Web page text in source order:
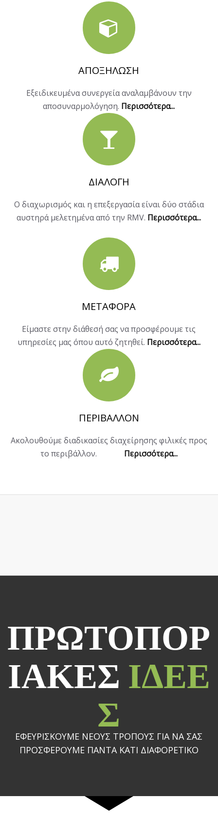
ΑΠΟΞΗΛΩΣΗ
Εξειδικευμένα συνεργεία αναλαμβάνουν την
αποσυναρμολόγηση. Περισσότερα...
ΔΙΑΛΟΓΗ
Ο διαχωρισμός και η επεξεργασία είναι δύο στάδια
αυστηρά μελετημένα από την RMV. Περισσότερα...
ΜΕΤΑΦΟΡΑ
Είμαστε στην διάθεσή σας να προσφέρουμε τις
υπηρεσίες μας όπου αυτό ζητηθεί. Περισσότερα...
ΠΕΡΙΒΑΛΛΟΝ
Ακολουθούμε διαδικασίες διαχείρησης φιλικές προς
το περιβάλλον. Περισσότερα...
ΠΡΩΤΟΠΟΡ
ΙΑΚΕΣΙΔΕΕ
Σ
ΕΦΕΥΡΙΣΚΟΥΜΕ ΝΕΟΥΣ ΤΡΟΠΟΥΣ ΓΙΑ ΝΑ ΣΑΣ
ΠΡΟΣΦΕΡΟΥΜΕ ΠΑΝΤΑ ΚΑΤΙ ΔΙΑΦΟΡΕΤΙΚΟ